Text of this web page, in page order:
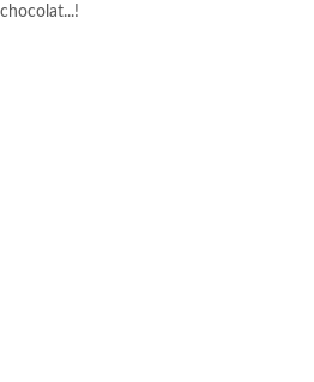
chocolat...!